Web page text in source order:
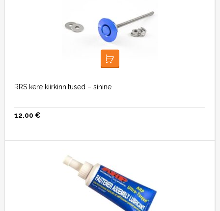
LISA KORVI
RRS kere kiirkinnitused – sinine
12.00 €